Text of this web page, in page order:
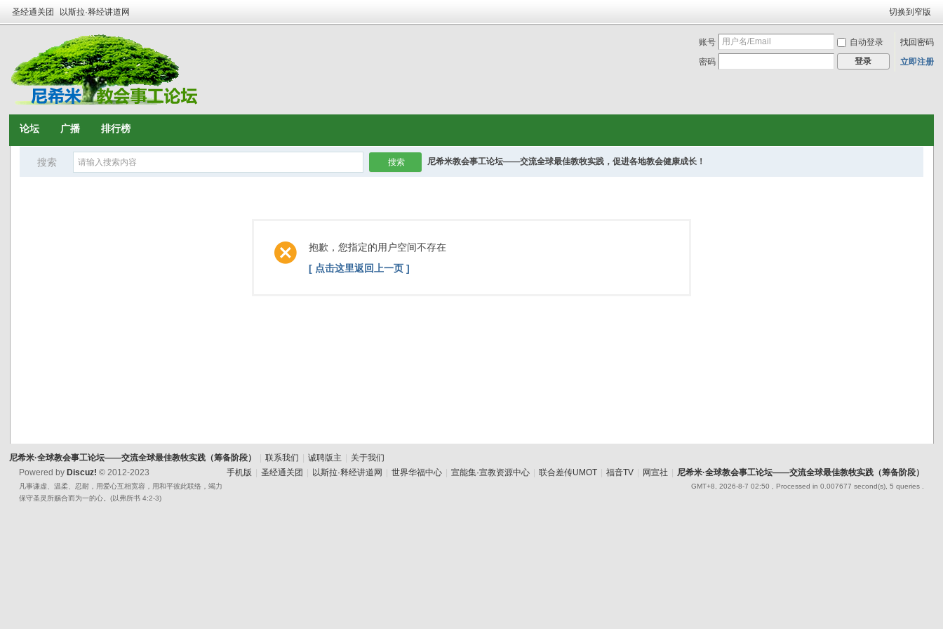
圣经通关团 以斯拉·释经讲道网 切换到窄版
账号 自动登录
找回密码
密码
登录 立即注册
论坛 广播 排行榜
搜索 搜索 尼希米教会事工论坛——交流全球最佳教牧实践，促进各地教会健康成长！
抱歉，您指定的用户空间不存在
[ 点击这里返回上一页 ]
尼希米·全球教会事工论坛——交流全球最佳教牧实践（筹备阶段） 联系我们 诚聘版主
关于我们
手机版
圣经通关团 以斯拉·释经讲道网 世界华福中心 宣能集·宣教资源中心 联合差传UMOT 福音TV 网宣社 尼希米·全球教会事工论坛——交流全球最佳教牧实践（筹备阶段）
GMT+8, 2026-8-7 02:50 , Processed in 0.007677 second(s), 5 queries .
Powered by Discuz! © 2012-2023
凡事谦虚、温柔、忍耐，用爱心互相宽容，用和平彼此联络，竭力
保守圣灵所赐合而为一的心。(以弗所书 4:2-3)